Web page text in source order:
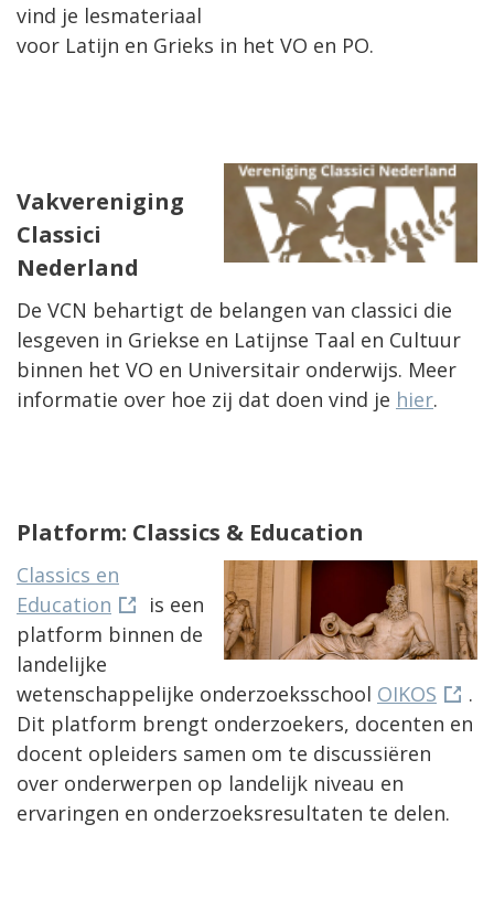
vind je lesmateriaal
voor Latijn en Grieks in het VO en PO.
Vakvereniging
Classici
Nederland
De VCN behartigt de belangen van classici die
lesgeven in Griekse en Latijnse Taal en Cultuur
binnen het VO en Universitair onderwijs. Meer
informatie over hoe zij dat doen vind je hier.
Platform: Classics & Education
Classics en
Education
is een
platform binnen de
landelijke
wetenschappelijke onderzoeksschool OIKOS
.
Dit platform brengt onderzoekers, docenten en
docent opleiders samen om te discussiëren
over onderwerpen op landelijk niveau en
ervaringen en onderzoeksresultaten te delen.